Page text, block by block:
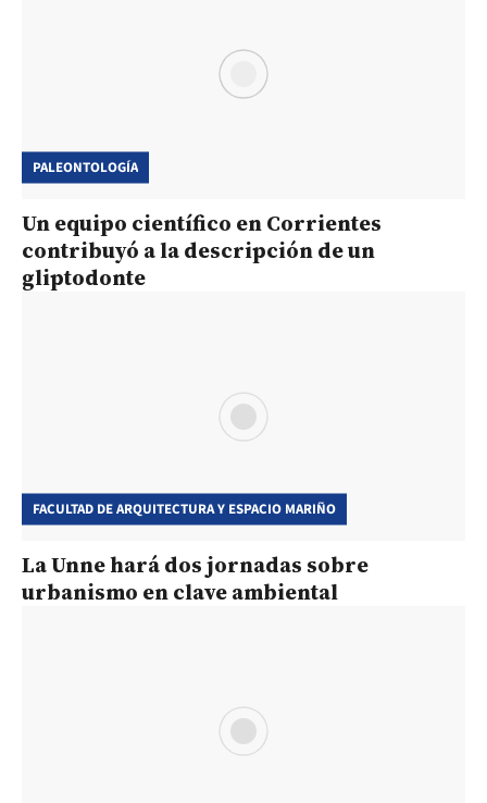
PALEONTOLOGÍA
Un equipo científico en Corrientes
contribuyó a la descripción de un
gliptodonte
FACULTAD DE ARQUITECTURA Y ESPACIO MARIÑO
La Unne hará dos jornadas sobre
urbanismo en clave ambiental